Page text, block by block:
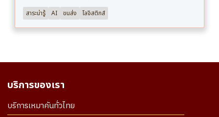
สาระน่ารู้ AI ขนส่ง โลจิสติกส์
บริการของเรา
บริการเหมาคันทั่วไทย